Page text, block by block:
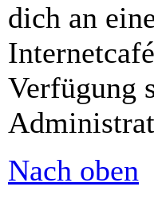
dich an
Verfügung
Nach oben